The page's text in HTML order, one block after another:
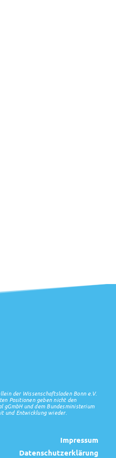
der Wissenschaftsladen Bonn e.V.
Positionen geben nicht den
gGmbH und dem Bundesministerium
und Entwicklung wieder.
Impressum
Datenschutzerklärung